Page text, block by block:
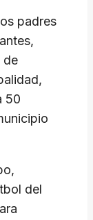
padres
de
50
del